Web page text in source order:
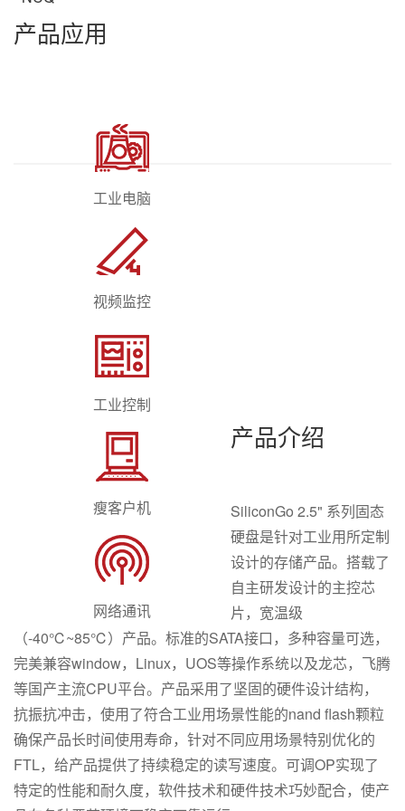
产品应用
工业电脑
视频监控
工业控制
瘦客户机
网络通讯
产品介绍
SiliconGo 2.5" 系列固态
硬盘是针对工业用所定制
设计的存储产品。搭载了
自主研发设计的主控芯
片，宽温级
（-40℃~85℃）产品。标准的SATA接口，多种容量可选，
完美兼容window，Linux，UOS等操作系统以及龙芯，飞腾
等国产主流CPU平台。产品采用了坚固的硬件设计结构，
抗振抗冲击，使用了符合工业用场景性能的nand flash颗粒
确保产品长时间使用寿命，针对不同应用场景特别优化的
FTL，给产品提供了持续稳定的读写速度。可调OP实现了
特定的性能和耐久度，软件技术和硬件技术巧妙配合，使产